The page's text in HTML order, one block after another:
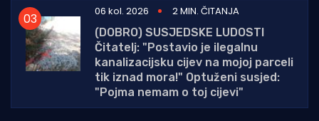
06 kol. 2026
2 MIN. ČITANJA
(DOBRO) SUSJEDSKE LUDOSTI
Čitatelj: "Postavio je ilegalnu
kanalizacijsku cijev na mojoj parceli
tik iznad mora!" Optuženi susjed:
"Pojma nemam o toj cijevi"